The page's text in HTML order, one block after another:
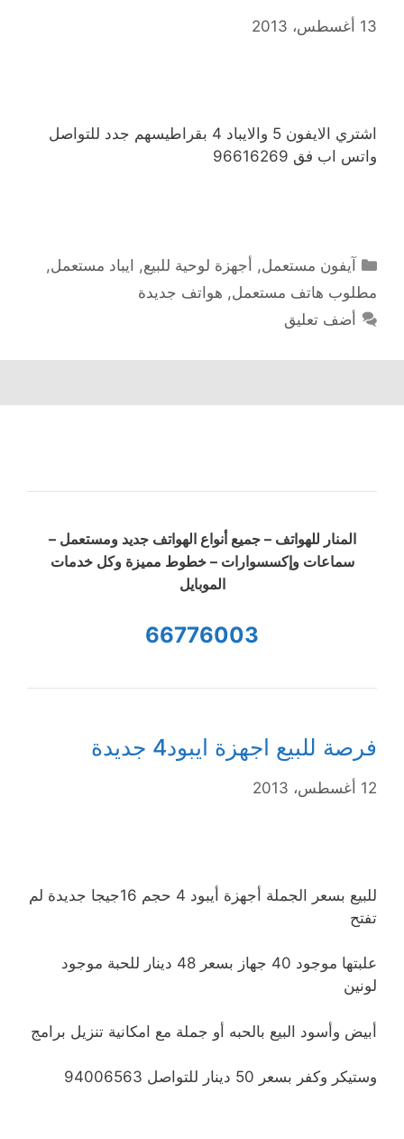
13 أغسطس، 2013
اشتري الايفون 5 والايباد 4 بقراطيسهم جدد للتواصل
واتس اب فق 96616269
التصنيفات
آيفون مستعمل, أجهزة لوحية للبيع, ايباد مستعمل,
مطلوب هاتف مستعمل, هواتف جديدة
أضف تعليق
المنار للهواتف – جميع أنواع الهواتف جديد ومستعمل –
سماعات وإكسسوارات – خطوط مميزة وكل خدمات
الموبايل
66776003
فرصة للبيع اجهزة ايبود4 جديدة
12 أغسطس، 2013
للبيع بسعر الجملة أجهزة أيبود 4 حجم 16جيجا جديدة لم
تفتح
علبتها موجود 40 جهاز بسعر 48 دينار للحبة موجود
لونين
أبيض وأسود البيع بالحبه أو جملة مع امكانية تنزيل برامج
وستيكر وكفر بسعر 50 دينار للتواصل 94006563